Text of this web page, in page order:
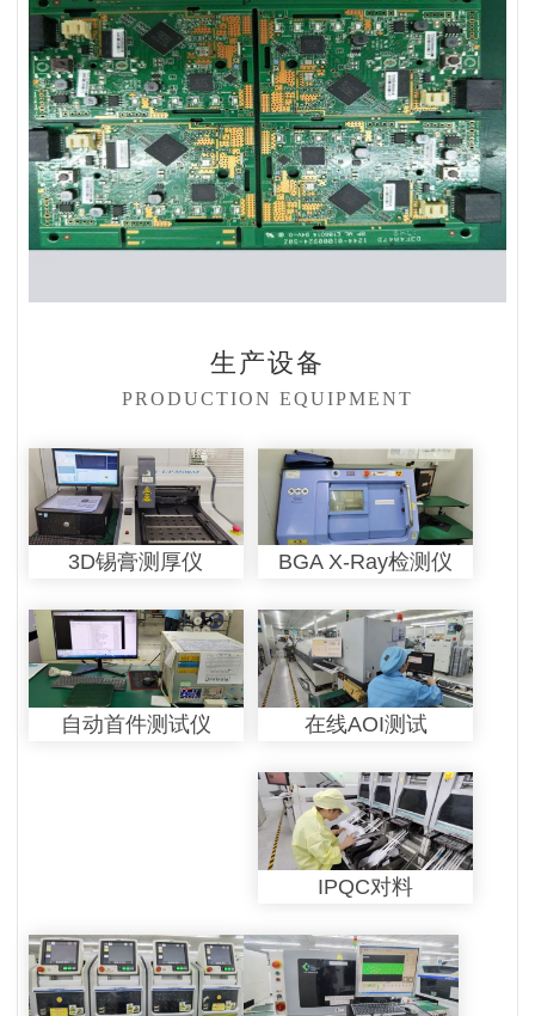
生产设备
PRODUCTION EQUIPMENT
3D锡膏测厚仪 BGA X-Ray检测仪
自动首件测试仪 在线AOI测试
IPQC对料